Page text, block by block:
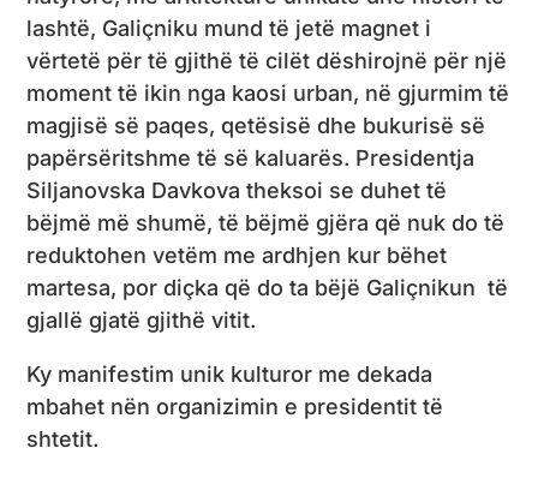
lashtë, Galiçniku mund të jetë magnet i
vërtetë për të gjithë të cilët dëshirojnë për një
moment të ikin nga kaosi urban, në gjurmim të
magjisë së paqes, qetësisë dhe bukurisë së
papërsëritshme të së kaluarës. Presidentja
Siljanovska Davkova theksoi se duhet të
bëjmë më shumë, të bëjmë gjëra që nuk do të
reduktohen vetëm me ardhjen kur bëhet
martesa, por diçka që do ta bëjë Galiçnikun të
gjallë gjatë gjithë vitit.
Ky manifestim unik kulturor me dekada
mbahet nën organizimin e presidentit të
shtetit.